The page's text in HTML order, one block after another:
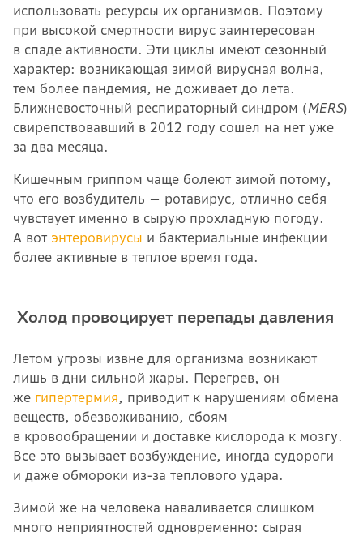
использовать ресурсы их организмов. Поэтому
при высокой смертности вирус заинтересован
в спаде активности. Эти циклы имеют сезонный
характер: возникающая зимой вирусная волна,
тем более пандемия, не доживает до лета.
Ближневосточный респираторный синдром (MERS)
свирепствовавший в 2012 году сошел на нет уже
за два месяца.
Кишечным гриппом чаще болеют зимой потому,
что его возбудитель — ротавирус, отлично себя
чувствует именно в сырую прохладную погоду.
А вот энтеровирусы и бактериальные инфекции
более активные в теплое время года.
Холод провоцирует перепады давления
Летом угрозы извне для организма возникают
лишь в дни сильной жары. Перегрев, он
же гипертермия, приводит к нарушениям обмена
веществ, обезвоживанию, сбоям
в кровообращении и доставке кислорода к мозгу.
Все это вызывает возбуждение, иногда судороги
и даже обмороки из-за теплового удара.
Зимой же на человека наваливается слишком
много неприятностей одновременно: сырая